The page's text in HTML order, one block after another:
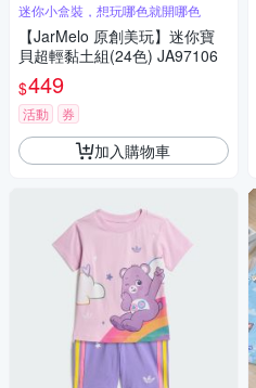
迷你小盒裝，想玩哪色就開哪色
【JarMelo 原創美玩】迷你寶
貝超輕黏土組(24色) JA97106
$449
活動 券
加入購物車